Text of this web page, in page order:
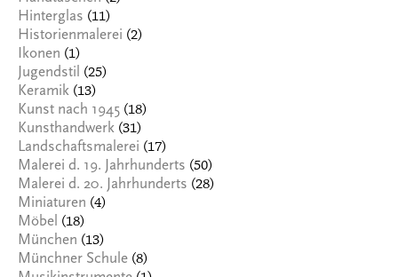
Hinterglas (11)
Historienmalerei (2)
Ikonen (1)
Jugendstil (25)
Keramik (13)
Kunst nach 1945 (18)
Kunsthandwerk (31)
Landschaftsmalerei (17)
Malerei d. 19. Jahrhunderts (50)
Malerei d. 20. Jahrhunderts (28)
Miniaturen (4)
Möbel (18)
München (13)
Münchner Schule (8)